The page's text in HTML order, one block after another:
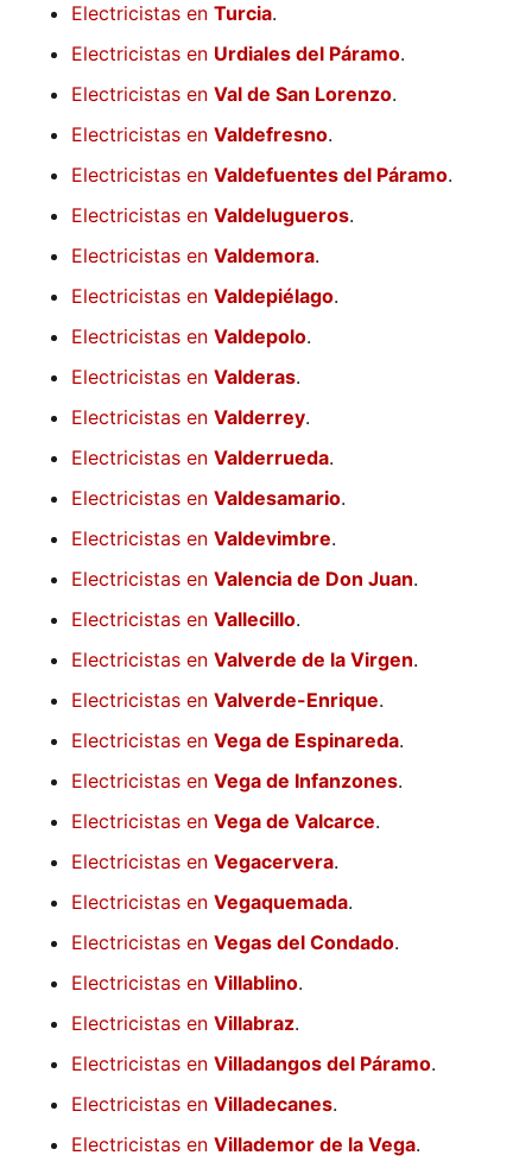
Electricistas en Turcia.
Electricistas en Urdiales del Páramo.
Electricistas en Val de San Lorenzo.
Electricistas en Valdefresno.
Electricistas en Valdefuentes del Páramo.
Electricistas en Valdelugueros.
Electricistas en Valdemora.
Electricistas en Valdepiélago.
Electricistas en Valdepolo.
Electricistas en Valderas.
Electricistas en Valderrey.
Electricistas en Valderrueda.
Electricistas en Valdesamario.
Electricistas en Valdevimbre.
Electricistas en Valencia de Don Juan.
Electricistas en Vallecillo.
Electricistas en Valverde de la Virgen.
Electricistas en Valverde-Enrique.
Electricistas en Vega de Espinareda.
Electricistas en Vega de Infanzones.
Electricistas en Vega de Valcarce.
Electricistas en Vegacervera.
Electricistas en Vegaquemada.
Electricistas en Vegas del Condado.
Electricistas en Villablino.
Electricistas en Villabraz.
Electricistas en Villadangos del Páramo.
Electricistas en Villadecanes.
Electricistas en Villademor de la Vega.